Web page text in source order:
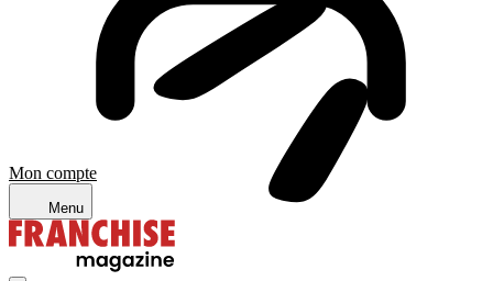
Mon compte
Menu